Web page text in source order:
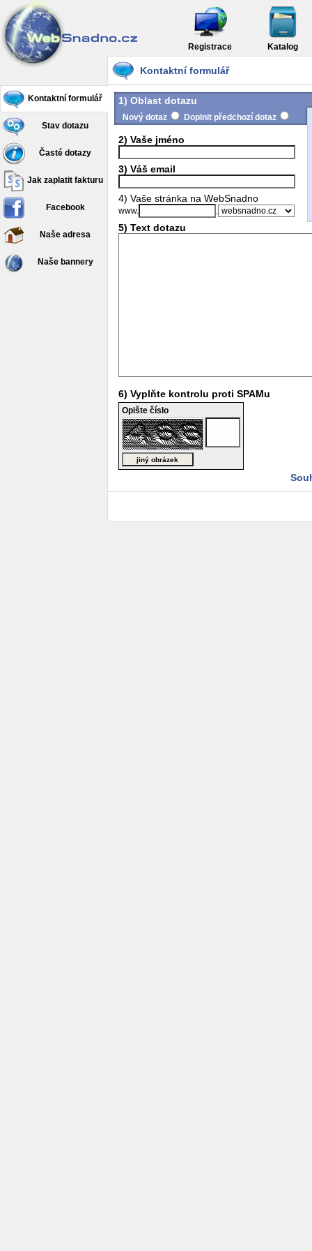
Registrace Katalog
Kontaktní formulář
Stav dotazu
Časté dotazy
Jak zaplatit fakturu
Facebook
Naše adresa
Naše bannery
Kontaktní formulář
1) Oblast dotazu
Nový dotaz Doplnit předchozí dotaz
2) Vaše jméno
3) Váš email
4) Vaše stránka na WebSnadno
www. .
5) Text dotazu
6) Vyplňte kontrolu proti SPAMu
Opište číslo